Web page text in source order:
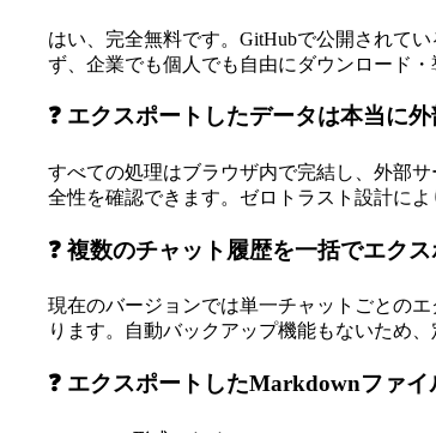
はい、完全無料です。GitHubで公開されて
ず、企業でも個人でも自由にダウンロード・
❓ エクスポートしたデータは本当に
すべての処理はブラウザ内で完結し、外部
全性を確認できます。ゼロトラスト設計に
❓ 複数のチャット履歴を一括でエク
現在のバージョンでは単一チャットごとの
ります。自動バックアップ機能もないため
❓ エクスポートしたMarkdownファ